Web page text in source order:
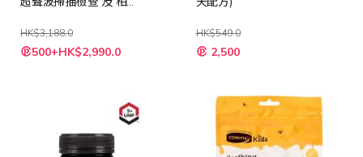
HK$3,188.0
特
殊 500+HK$2,990.0
HK$549.0
特
殊 2,500